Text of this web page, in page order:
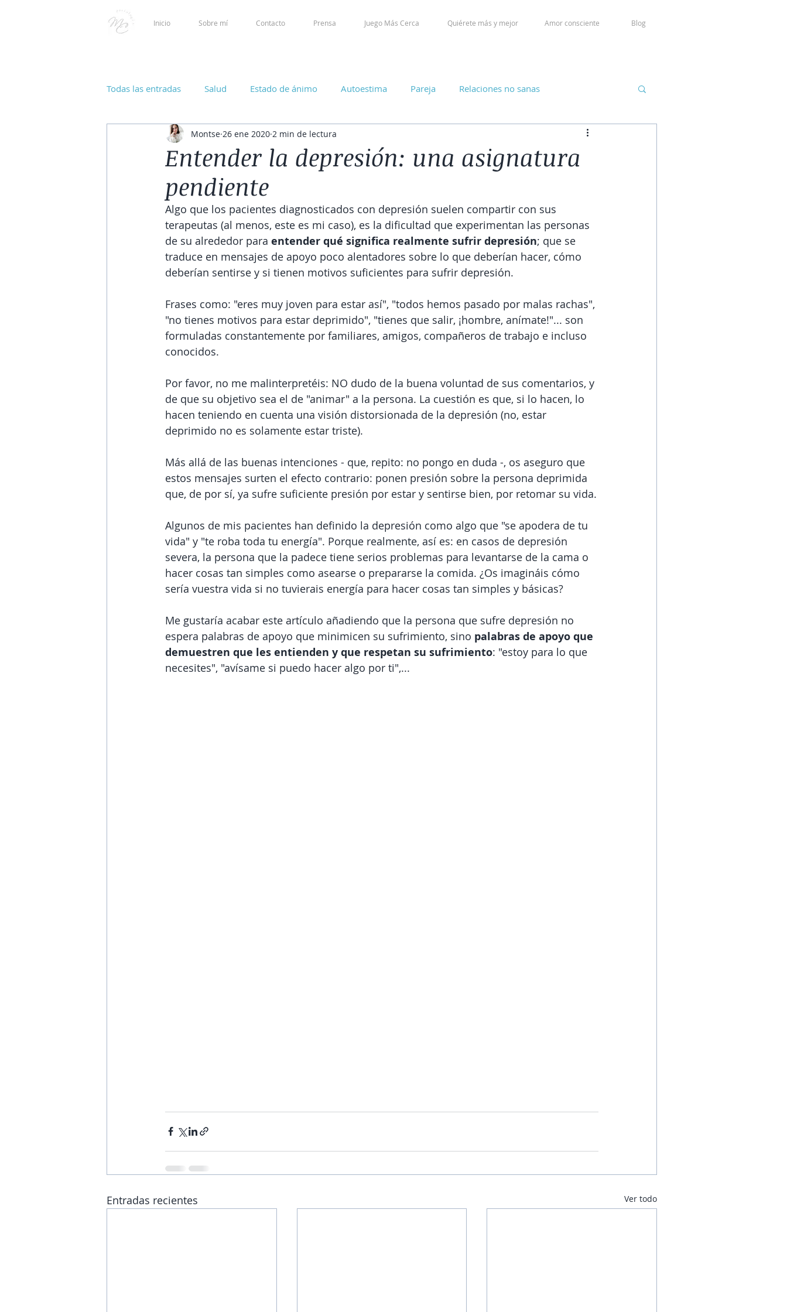
Inicio Sobre mí Contacto Prensa Juego Más Cerca Quiérete más y mejor Amor consciente Blog
Todas las entradas Salud Estado de ánimo Autoestima Pareja Relaciones no sanas
Entender la depresión: una asignatura
pendiente
Montse 26 ene 2020 2 min de lectura
Algo que los pacientes diagnosticados con depresión suelen compartir con sus
terapeutas (al menos, este es mi caso), es la dificultad que experimentan las personas
de su alrededor para entender qué significa realmente sufrir depresión; que se
traduce en mensajes de apoyo poco alentadores sobre lo que deberían hacer, cómo
deberían sentirse y si tienen motivos suficientes para sufrir depresión.
Frases como: "eres muy joven para estar así", "todos hemos pasado por malas rachas",
"no tienes motivos para estar deprimido", "tienes que salir, ¡hombre, anímate!"... son
formuladas constantemente por familiares, amigos, compañeros de trabajo e incluso
conocidos.
Por favor, no me malinterpretéis: NO dudo de la buena voluntad de sus comentarios, y
de que su objetivo sea el de "animar" a la persona. La cuestión es que, si lo hacen, lo
hacen teniendo en cuenta una visión distorsionada de la depresión (no, estar
deprimido no es solamente estar triste).
Más allá de las buenas intenciones - que, repito: no pongo en duda -, os aseguro que
estos mensajes surten el efecto contrario: ponen presión sobre la persona deprimida
que, de por sí, ya sufre suficiente presión por estar y sentirse bien, por retomar su vida.
Algunos de mis pacientes han definido la depresión como algo que "se apodera de tu
vida" y "te roba toda tu energía". Porque realmente, así es: en casos de depresión
severa, la persona que la padece tiene serios problemas para levantarse de la cama o
hacer cosas tan simples como asearse o prepararse la comida. ¿Os imagináis cómo
sería vuestra vida si no tuvierais energía para hacer cosas tan simples y básicas?
Me gustaría acabar este artículo añadiendo que la persona que sufre depresión no
espera palabras de apoyo que minimicen su sufrimiento, sino palabras de apoyo que
demuestren que les entienden y que respetan su sufrimiento: "estoy para lo que
necesites", "avísame si puedo hacer algo por ti",...
Entradas recientes Ver todo